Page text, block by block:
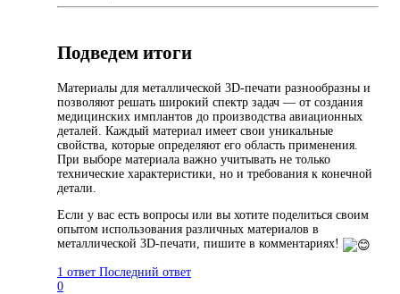
Подведем итоги
Материалы для металлической 3D-печати разнообразны и
позволяют решать широкий спектр задач — от создания
медицинских имплантов до производства авиационных
деталей. Каждый материал имеет свои уникальные
свойства, которые определяют его область применения.
При выборе материала важно учитывать не только
технические характеристики, но и требования к конечной
детали.
Если у вас есть вопросы или вы хотите поделиться своим
опытом использования различных материалов в
металлической 3D-печати, пишите в комментариях!
1 ответ Последний ответ
0